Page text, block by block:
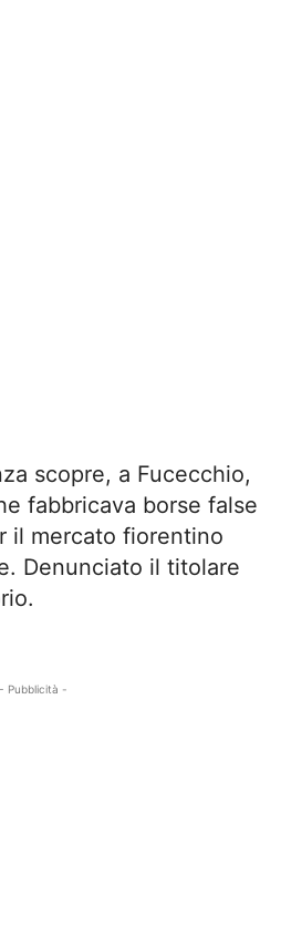
scopre, a Fucecchio,
fabbricava borse false
il mercato fiorentino
Denunciato il titolare
- Pubblicità -